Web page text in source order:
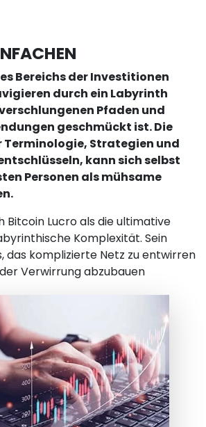
Bereichs der Investitionen
durch ein Labyrinth
Pfaden und
geschmückt ist. Die
Terminologie, Strategien und
kann sich selbst
Personen als mühsame
Bitcoin Lucro als die ultimative
Komplexität. Sein
das komplizierte Netz zu entwirren
Verwirrung abzubauen